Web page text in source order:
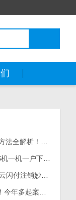
让你告别资金冻结
易风险，合规用卡指南
户收款码替代方案
，行业警钟再响